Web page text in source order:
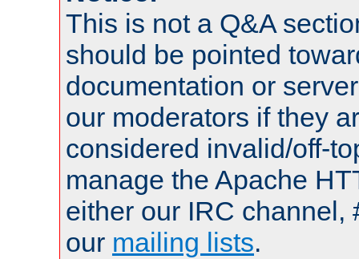
This is not a Q&A
should be pointed
documentation or
our moderators if they
considered invalid/off-
manage the Apache
either our IRC channel,
our mailing lists.